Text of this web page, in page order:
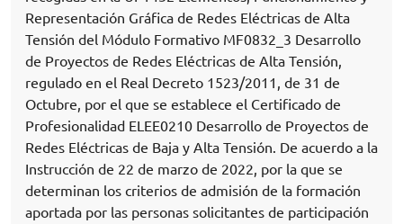
Representación Gráfica de Redes Eléctricas de Alta
Tensión del Módulo Formativo MF0832_3 Desarrollo
de Proyectos de Redes Eléctricas de Alta Tensión,
regulado en el Real Decreto 1523/2011, de 31 de
Octubre, por el que se establece el Certificado de
Profesionalidad ELEE0210 Desarrollo de Proyectos de
Redes Eléctricas de Baja y Alta Tensión. De acuerdo a la
Instrucción de 22 de marzo de 2022, por la que se
determinan los criterios de admisión de la formación
aportada por las personas solicitantes de participación